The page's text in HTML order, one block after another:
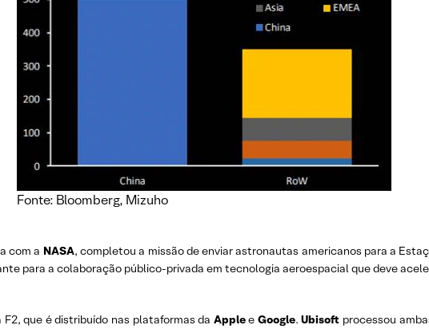
Fonte: Bloomberg, Mizuho
com a NASA, completou a missão de enviar astronautas americanos para a
para a colaboração público-privada em tecnologia aeroespacial que deve
que é distribuído nas plataformas da Applee Google.Ubisoft processou